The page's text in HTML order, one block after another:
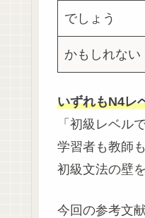
でしょう
かもしれない
いずれもN4レ
「初級レベル
学習者も教師
初級文法の壁
今回の参考文